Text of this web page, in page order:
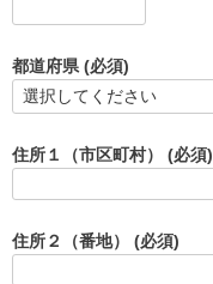
都道府県 (必須)
住所１（市区町村） (必須)
住所２（番地） (必須)